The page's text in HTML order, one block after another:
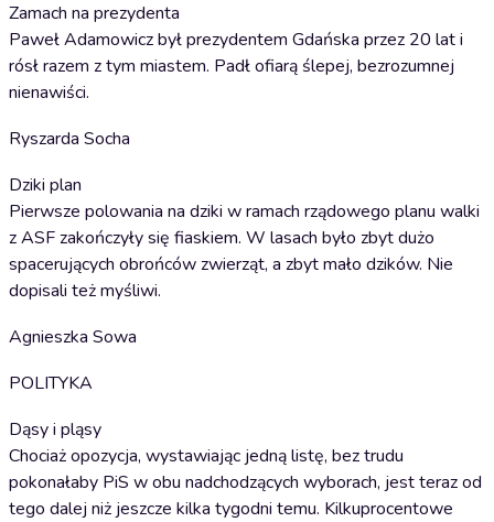
Zamach na prezydenta
Paweł Adamowicz był prezydentem Gdańska przez 20 lat i
rósł razem z tym miastem. Padł ofiarą ślepej, bezrozumnej
nienawiści.
Ryszarda Socha
Dziki plan
Pierwsze polowania na dziki w ramach rządowego planu walki
z ASF zakończyły się fiaskiem. W lasach było zbyt dużo
spacerujących obrońców zwierząt, a zbyt mało dzików. Nie
dopisali też myśliwi.
Agnieszka Sowa
POLITYKA
Dąsy i pląsy
Chociaż opozycja, wystawiając jedną listę, bez trudu
pokonałaby PiS w obu nadchodzących wyborach, jest teraz od
tego dalej niż jeszcze kilka tygodni temu. Kilkuprocentowe